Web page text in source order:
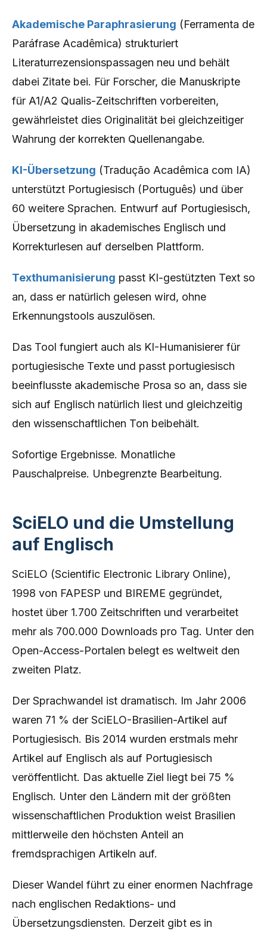
Akademische Paraphrasierung (Ferramenta de
Paráfrase Acadêmica) strukturiert
Literaturrezensionspassagen neu und behält
dabei Zitate bei. Für Forscher, die Manuskripte
für A1/A2 Qualis-Zeitschriften vorbereiten,
gewährleistet dies Originalität bei gleichzeitiger
Wahrung der korrekten Quellenangabe.
KI-Übersetzung (Tradução Acadêmica com IA)
unterstützt Portugiesisch (Português) und über
60 weitere Sprachen. Entwurf auf Portugiesisch,
Übersetzung in akademisches Englisch und
Korrekturlesen auf derselben Plattform.
Texthumanisierung passt KI-gestützten Text so
an, dass er natürlich gelesen wird, ohne
Erkennungstools auszulösen.
Das Tool fungiert auch als KI-Humanisierer für
portugiesische Texte und passt portugiesisch
beeinflusste akademische Prosa so an, dass sie
sich auf Englisch natürlich liest und gleichzeitig
den wissenschaftlichen Ton beibehält.
Sofortige Ergebnisse. Monatliche
Pauschalpreise. Unbegrenzte Bearbeitung.
SciELO und die Umstellung
auf Englisch
SciELO (Scientific Electronic Library Online),
1998 von FAPESP und BIREME gegründet,
hostet über 1.700 Zeitschriften und verarbeitet
mehr als 700.000 Downloads pro Tag. Unter den
Open-Access-Portalen belegt es weltweit den
zweiten Platz.
Der Sprachwandel ist dramatisch. Im Jahr 2006
waren 71 % der SciELO-Brasilien-Artikel auf
Portugiesisch. Bis 2014 wurden erstmals mehr
Artikel auf Englisch als auf Portugiesisch
veröffentlicht. Das aktuelle Ziel liegt bei 75 %
Englisch. Unter den Ländern mit der größten
wissenschaftlichen Produktion weist Brasilien
mittlerweile den höchsten Anteil an
fremdsprachigen Artikeln auf.
Dieser Wandel führt zu einer enormen Nachfrage
nach englischen Redaktions- und
Übersetzungsdiensten. Derzeit gibt es in